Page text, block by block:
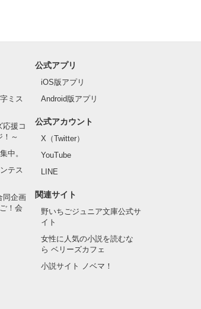
ミス
応援コ
～
中。
テス
同企画
！会
公式アプリ
iOS版アプリ
Android版アプリ
公式アカウント
X（Twitter）
YouTube
LINE
関連サイト
野いちごジュニア文庫公式サ
イト
女性に人気の小説を読むな
ら ベリーズカフェ
小説サイト ノベマ！